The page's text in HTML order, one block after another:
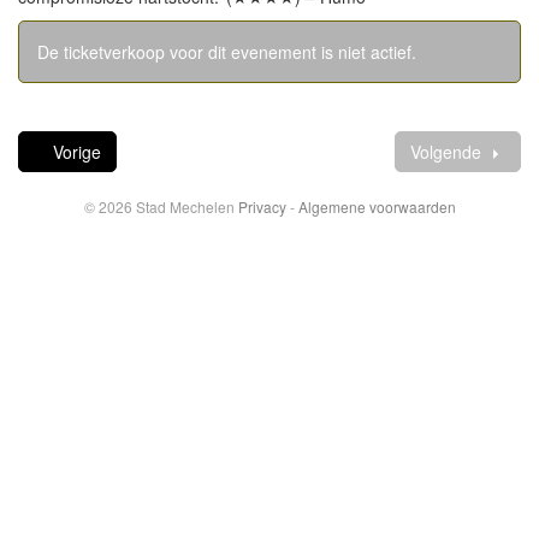
De ticketverkoop voor dit evenement is niet actief.
Vorige Volgende
© 2026 Stad Mechelen Privacy-Algemene voorwaarden